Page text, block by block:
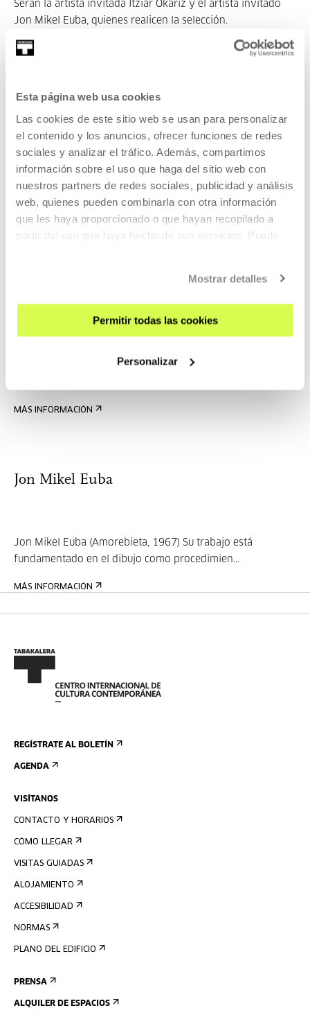
Esta página web usa cookies
Las cookies de este sitio web se usan para personalizar
el contenido y los anuncios, ofrecer funciones de redes
sociales y analizar el tráfico. Además, compartimos
información sobre el uso que haga del sitio web con
nuestros partners de redes sociales, publicidad y análisis
web, quienes pueden combinarla con otra información
que les haya proporcionado o que hayan recopilado a
partir del uso que haya hecho de sus servicios. Puede
Mostrar detalles
Permitir todas las cookies
Personalizar
Serán la artista invitada Itziar Okariz y el artista invitado
Jon Mikel Euba, quienes realicen la selección.
Matrícula:
las personas seleccionadas abonarán 100€ en
Documentación a enviar:
máximo 3 minutos de duración. Todo en único archivo pdf
de máximo 8 páginas.
Bases de la convocatoria:
Itziar Okariz
Itziar Okariz es artista. Su trabajo a menudo se ha
MÁS INFORMACIÓN
Jon Mikel Euba
Jon Mikel Euba (Amorebieta, 1967) Su trabajo está
fundamentado en el dibujo como procedimien...
MÁS INFORMACIÓN
REGÍSTRATE AL BOLETÍN
AGENDA
VISÍTANOS
CONTACTO Y HORARIOS
CÓMO LLEGAR
VISITAS GUIADAS
ALOJAMIENTO
ACCESIBILIDAD
NORMAS
PLANO DEL EDIFICIO
PRENSA
ALQUILER DE ESPACIOS